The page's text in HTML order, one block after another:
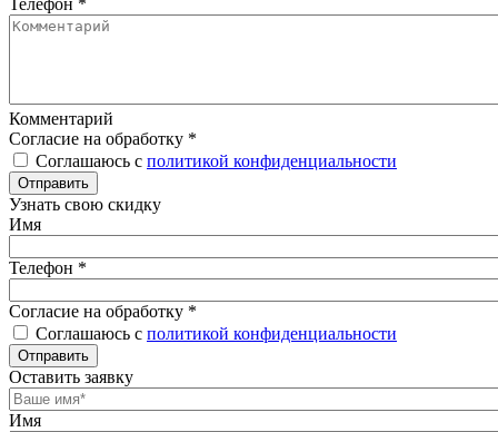
Телефон *
Комментарий
Согласие на обработку *
Соглашаюсь с политикой конфиденциальности
Отправить
Узнать свою скидку
Имя
Телефон *
Согласие на обработку *
Соглашаюсь с политикой конфиденциальности
Отправить
Оставить заявку
Имя